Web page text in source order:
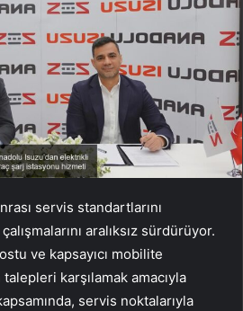
servis standartlarını
aralıksız sürdürüyor.
ve kapsayıcı mobilite
karşılamak amacıyla
servis noktalarıyla